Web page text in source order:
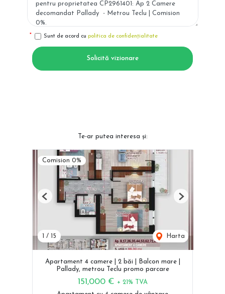
Sunt de acord cu politica de confidențialitate
Solicită vizionare
Te-ar putea interesa și:
Comision 0%
/ 15 Harta
Previous Next
Apartament 4 camere | 2 băi | Balcon mare |
Pallady, metrou Teclu promo parcare
151,000 € + 21% TVA